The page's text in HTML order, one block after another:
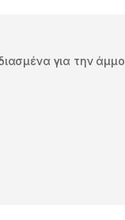
για την άμμο